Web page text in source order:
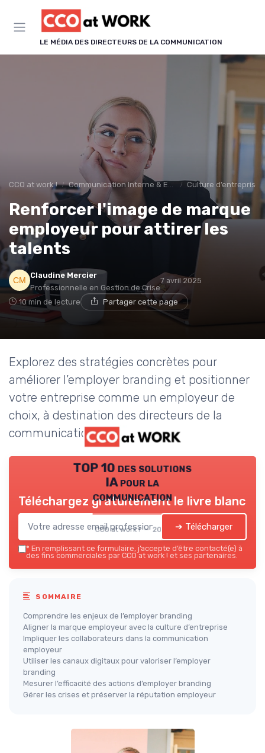
LE MÉDIA DES DIRECTEURS DE LA COMMUNICATION
CCO at work ! Communication Interne & Engagement Culture d’entreprise
Renforcer l'image de marque
employeur pour attirer les
talents
Claudine Mercier
Professionnelle en Gestion de Crise
7 avril 2025
10 min de lecture Partager cette page
Explorez des stratégies concrètes pour
améliorer l’employer branding et positionner
votre entreprise comme un employeur de
choix, à destination des directeurs de la
communication.
TOP 10 des solutions
IA pour la
communication
CCO at work ! — 2026
Téléchargez gratuitement le livre blanc
➔ Télécharger
* En remplissant ce formulaire, j’accepte d’être contacté(e) à
des fins commerciales par CCO at work ! et ses partenaires.
SOMMAIRE
Comprendre les enjeux de l’employer branding
Aligner la marque employeur avec la culture d’entreprise
Impliquer les collaborateurs dans la communication
employeur
Utiliser les canaux digitaux pour valoriser l’employer
branding
Mesurer l’efficacité des actions d’employer branding
Gérer les crises et préserver la réputation employeur
Panneau de gestion des cookies